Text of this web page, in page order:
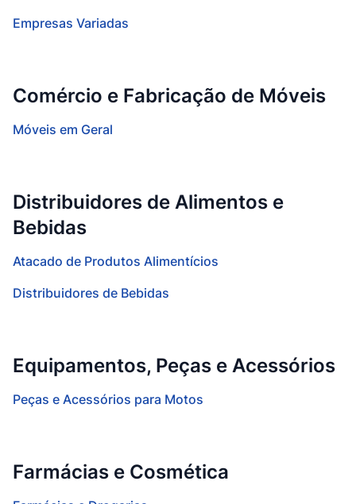
Empresas Variadas
Comércio e Fabricação de Móveis
Móveis em Geral
Distribuidores de Alimentos e
Bebidas
Atacado de Produtos Alimentícios
Distribuidores de Bebidas
Equipamentos, Peças e Acessórios
Peças e Acessórios para Motos
Farmácias e Cosmética